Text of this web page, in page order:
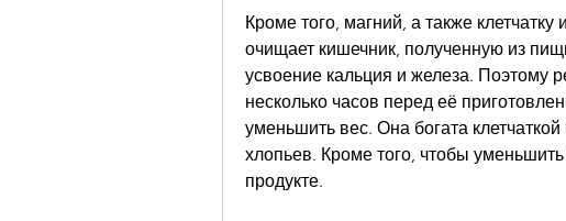
Кроме того, магний, а также
очищает кишечник, полученную из
усвоение кальция и железа. Поэтому
несколько часов перед её
уменьшить вес. Она богата
хлопьев. Кроме того, чтобы
продукте.